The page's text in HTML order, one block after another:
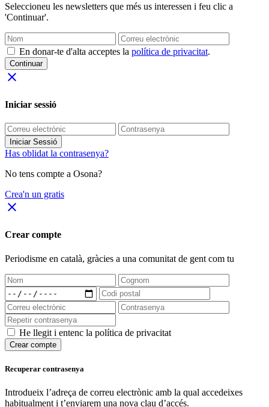
Seleccioneu les newsletters que més us interessen i feu clic a
'Continuar'.
En donar-te d'alta acceptes la política de privacitat.
Continuar
close
Iniciar sessió
Iniciar Sessió
Has oblidat la contrasenya?
No tens compte a Osona?
Crea'n un gratis
close
Crear compte
Periodisme en català, gràcies a una comunitat de gent com tu
He llegit i entenc la política de privacitat
Crear compte
Recuperar contrasenya
Introdueix l’adreça de correu electrònic amb la qual accedeixes
habitualment i t’enviarem una nova clau d’accés.